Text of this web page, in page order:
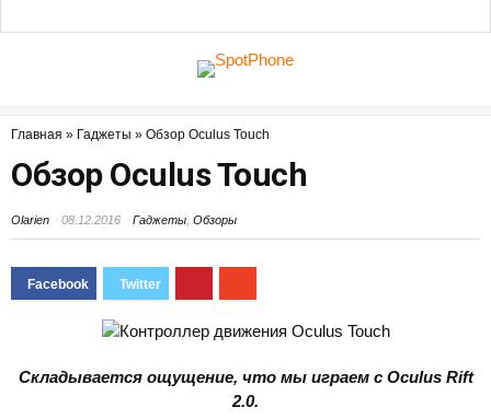
Главная » Гаджеты » Обзор Oculus Touch
Обзор Oculus Touch
Olarien 08.12.2016 Гаджеты Обзоры
Складывается ощущение, что мы играем с Oculus Rift
2.0.